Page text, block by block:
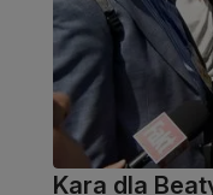
Kara dla